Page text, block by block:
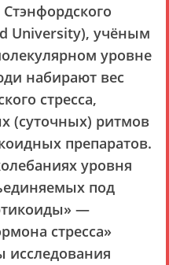
University), учёным
уровне
набирают вес
стресса,
(суточных) ритмов
препаратов.
уровня
под
—
стресса»
исследования